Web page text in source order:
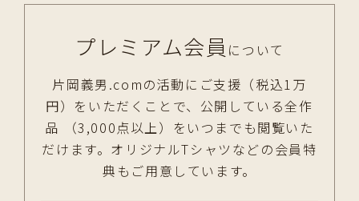
プレミアム会員 について
片岡義男.comの活動にご支援（税込1万
円）をいただくことで、公開している全作
品 （3,000点以上）をいつまでも閲覧いた
だけます。オリジナルTシャツなどの会員特
典もご用意しています。